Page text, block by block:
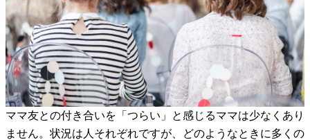
ママ友との付き合いを「つらい」と感じるママは少なくあり
ません。状況は人それぞれですが、どのようなときに多くの